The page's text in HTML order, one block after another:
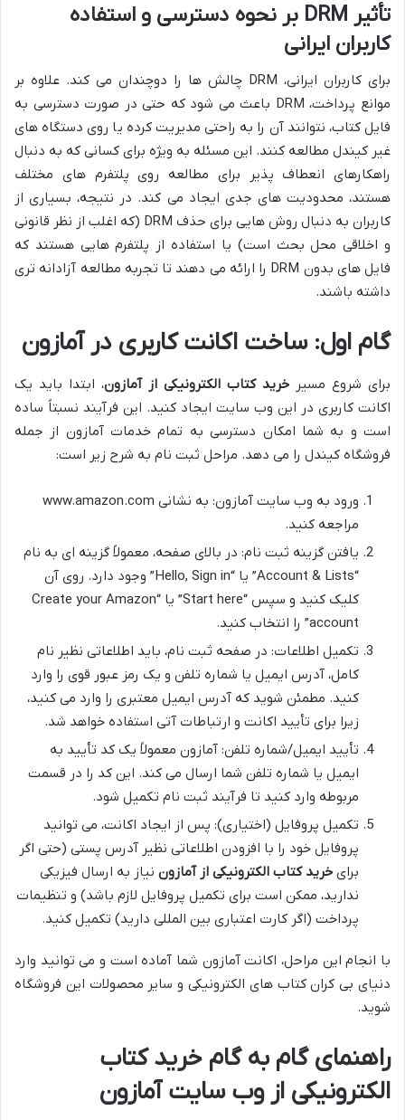
تأثیر DRM بر نحوه دسترسی و استفاده
کاربران ایرانی
برای کاربران ایرانی، DRM چالش ها را دوچندان می کند. علاوه بر
موانع پرداخت، DRM باعث می شود که حتی در صورت دسترسی به
فایل کتاب، نتوانند آن را به راحتی مدیریت کرده یا روی دستگاه های
غیر کیندل مطالعه کنند. این مسئله به ویژه برای کسانی که به دنبال
راهکارهای انعطاف پذیر برای مطالعه روی پلتفرم های مختلف
هستند، محدودیت های جدی ایجاد می کند. در نتیجه، بسیاری از
کاربران به دنبال روش هایی برای حذف DRM (که اغلب از نظر قانونی
و اخلاقی محل بحث است) یا استفاده از پلتفرم هایی هستند که
فایل های بدون DRM را ارائه می دهند تا تجربه مطالعه آزادانه تری
داشته باشند.
گام اول: ساخت اکانت کاربری در آمازون
برای شروع مسیر خرید کتاب الکترونیکی از آمازون، ابتدا باید یک
اکانت کاربری در این وب سایت ایجاد کنید. این فرآیند نسبتاً ساده
است و به شما امکان دسترسی به تمام خدمات آمازون از جمله
فروشگاه کیندل را می دهد. مراحل ثبت نام به شرح زیر است:
ورود به وب سایت آمازون: به نشانی www.amazon.com
مراجعه کنید.
یافتن گزینه ثبت نام: در بالای صفحه، معمولاً گزینه ای به نام
“Account & Lists” یا “Hello, Sign in” وجود دارد. روی آن
کلیک کنید و سپس “Start here” یا “Create your Amazon
account” را انتخاب کنید.
تکمیل اطلاعات: در صفحه ثبت نام، باید اطلاعاتی نظیر نام
کامل، آدرس ایمیل یا شماره تلفن و یک رمز عبور قوی را وارد
کنید. مطمئن شوید که آدرس ایمیل معتبری را وارد می کنید،
زیرا برای تأیید اکانت و ارتباطات آتی استفاده خواهد شد.
تأیید ایمیل/شماره تلفن: آمازون معمولاً یک کد تأیید به
ایمیل یا شماره تلفن شما ارسال می کند. این کد را در قسمت
مربوطه وارد کنید تا فرآیند ثبت نام تکمیل شود.
تکمیل پروفایل (اختیاری): پس از ایجاد اکانت، می توانید
پروفایل خود را با افزودن اطلاعاتی نظیر آدرس پستی (حتی اگر
برای خرید کتاب الکترونیکی از آمازون نیاز به ارسال فیزیکی
ندارید، ممکن است برای تکمیل پروفایل لازم باشد) و تنظیمات
پرداخت (اگر کارت اعتباری بین المللی دارید) تکمیل کنید.
با انجام این مراحل، اکانت آمازون شما آماده است و می توانید وارد
دنیای بی کران کتاب های الکترونیکی و سایر محصولات این فروشگاه
شوید.
راهنمای گام به گام خرید کتاب
الکترونیکی از وب سایت آمازون